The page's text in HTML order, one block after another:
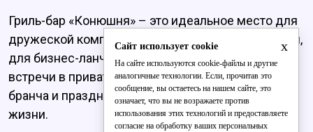
Гриль-бар «Конюшня» – это идеальное место для
дружеской компании и романтического свидания,
для бизнес-ланча за 60 минут или деловой
встречи в приватной обстановке, для семейного
бранча и празднования самых важных событий в
жизни.
x
Сайт использует cookie
На сайте используются cookie-файлы и другие
аналогичные технологии. Если, прочитав это
сообщение, вы остаетесь на нашем сайте, это
означает, что вы не возражаете против
использования этих технологий и предоставляете
согласие на обработку ваших персональных